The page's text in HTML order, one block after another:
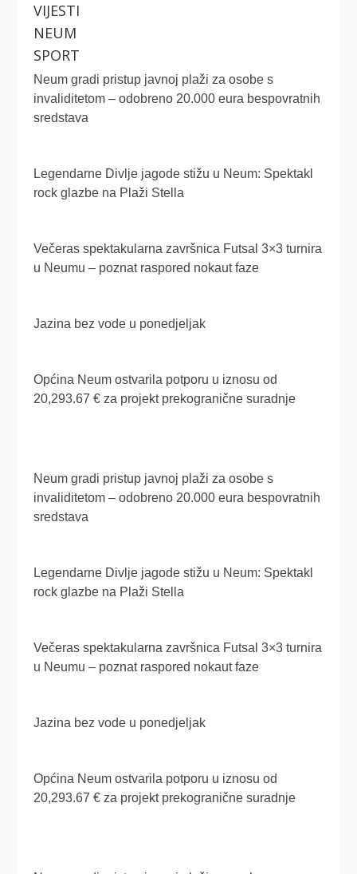
VIJESTI
NEUM
SPORT
Neum gradi pristup javnoj plaži za osobe s
invaliditetom – odobreno 20.000 eura bespovratnih
sredstava
Legendarne Divlje jagode stižu u Neum: Spektakl
rock glazbe na Plaži Stella
Večeras spektakularna završnica Futsal 3×3 turnira
u Neumu – poznat raspored nokaut faze
Jazina bez vode u ponedjeljak
Općina Neum ostvarila potporu u iznosu od
20,293.67 € za projekt prekogranične suradnje
Neum gradi pristup javnoj plaži za osobe s
invaliditetom – odobreno 20.000 eura bespovratnih
sredstava
Legendarne Divlje jagode stižu u Neum: Spektakl
rock glazbe na Plaži Stella
Večeras spektakularna završnica Futsal 3×3 turnira
u Neumu – poznat raspored nokaut faze
Jazina bez vode u ponedjeljak
Općina Neum ostvarila potporu u iznosu od
20,293.67 € za projekt prekogranične suradnje